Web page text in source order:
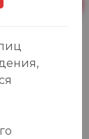
отзыв